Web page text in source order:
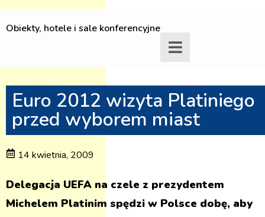
Obiekty, hotele i sale konferencyjne
Euro 2012 wizyta Platiniego
przed wyborem miast
14 kwietnia, 2009
Delegacja UEFA na czele z prezydentem
Michelem Platinim spędzi w Polsce dobę, aby